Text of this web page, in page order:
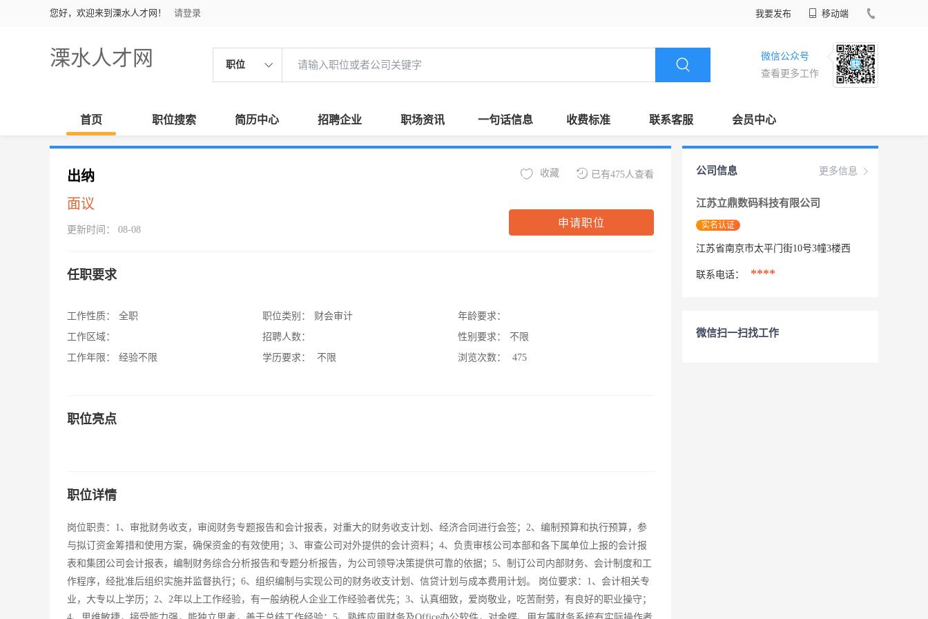
您好，欢迎来到溧水人才网！ 请登录 我要发布 移动端
溧水人才网 职位
微信公众号
查看更多工作
首页 职位搜索 简历中心 招聘企业 职场资讯 一句话信息 收费标准 联系客服 会员中心
出纳
面议
更新时间： 08-08
已有475人查看
收藏
申请职位
任职要求
工作性质：
全职
工作区域：
工作年限：
经验不限
职位类别：
财会审计
招聘人数：
学历要求：
不限
年龄要求：
性别要求：
不限
浏览次数：
475
职位亮点
职位详情
岗位职责：1、审批财务收支，审阅财务专题报告和会计报表，对重大的财务收支计划、经济合同进行会签；2、编制预算和执行预算，参
与拟订资金筹措和使用方案，确保资金的有效使用；3、审查公司对外提供的会计资料；4、负责审核公司本部和各下属单位上报的会计报
表和集团公司会计报表，编制财务综合分析报告和专题分析报告，为公司领导决策提供可靠的依据；5、制订公司内部财务、会计制度和工
作程序，经批准后组织实施并监督执行；6、组织编制与实现公司的财务收支计划、信贷计划与成本费用计划。 岗位要求：1、会计相关专
业，大专以上学历；2、2年以上工作经验，有一般纳税人企业工作经验者优先；3、认真细致，爱岗敬业，吃苦耐劳，有良好的职业操守；
更多信息
公司信息
江苏立鼎数码科技有限公司
实名认证
江苏省南京市太平门街10号3幢3楼西
联系电话： ****
微信扫一扫找工作